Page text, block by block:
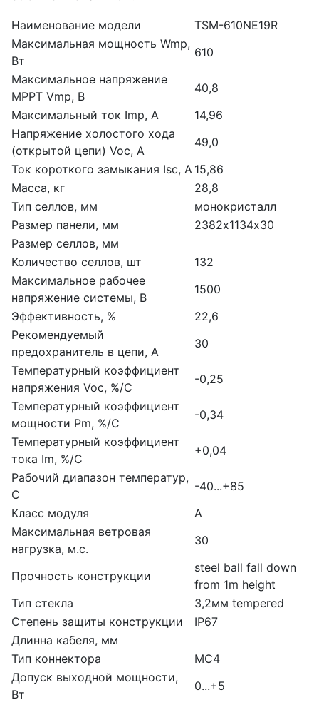
Наименование модели
TSM-610NE19R
Максимальная мощность Wmp,
Вт
610
Максимальное напряжение
МРРТ Vmp, В
40,8
Максимальный ток Imp, А
14,96
Напряжение холостого хода
(открытой цепи) Voc, A
49,0
Ток короткого замыкания Isc, A 15,86
Масса, кг
28,8
Тип селлов, мм
монокристалл
Размер панели, мм
2382х1134х30
Размер селлов, мм
Количество селлов, шт
132
Максимальное рабочее
напряжение системы, В
1500
Эффективность, %
22,6
Рекомендуемый
предохранитель в цепи, А
30
Температурный коэффициент
напряжения Voc, %/С
-0,25
Температурный коэффициент
мощности Pm, %/С
-0,34
Температурный коэффициент
тока Im, %/С
+0,04
Рабочий диапазон температур,
С
-40...+85
Класс модуля
А
Максимальная ветровая
нагрузка, м.с.
30
Прочность конструкции
steel ball fall down
from 1m height
Тип стекла
3,2мм tempered
Степень защиты конструкции
IP67
Длинна кабеля, мм
Тип коннектора
MC4
Допуск выходной мощности,
Вт
0...+5